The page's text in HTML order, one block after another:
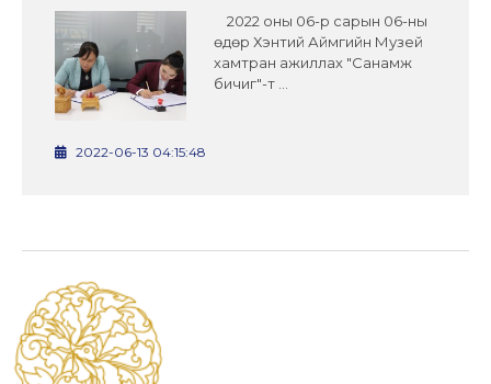
2022 оны 06-р сарын 06-ны
өдөр Хэнтий Аймгийн Музей
хамтран ажиллах "Санамж
бичиг"-т ...
2022-06-13 04:15:48